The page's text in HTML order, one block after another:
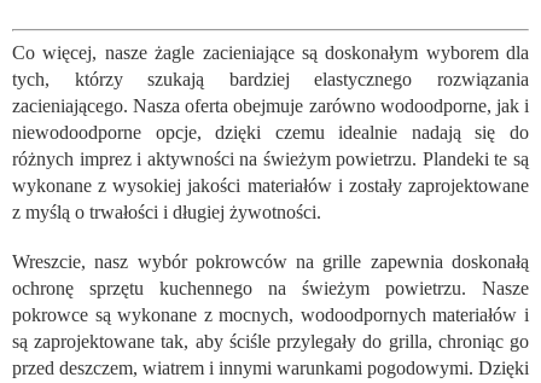
n
t
r
o
k
i
l
i
t
y
Co więcej, nasze żagle zacieniające są doskonałym wyborem dla
tych, którzy szukają bardziej elastycznego rozwiązania
zacieniającego. Nasza oferta obejmuje zarówno wodoodporne, jak i
niewodoodporne opcje, dzięki czemu idealnie nadają się do
różnych imprez i aktywności na świeżym powietrzu. Plandeki te są
wykonane z wysokiej jakości materiałów i zostały zaprojektowane
z myślą o trwałości i długiej żywotności.
Wreszcie, nasz wybór pokrowców na grille zapewnia doskonałą
ochronę sprzętu kuchennego na świeżym powietrzu. Nasze
pokrowce są wykonane z mocnych, wodoodpornych materiałów i
są zaprojektowane tak, aby ściśle przylegały do grilla, chroniąc go
przed deszczem, wiatrem i innymi warunkami pogodowymi. Dzięki